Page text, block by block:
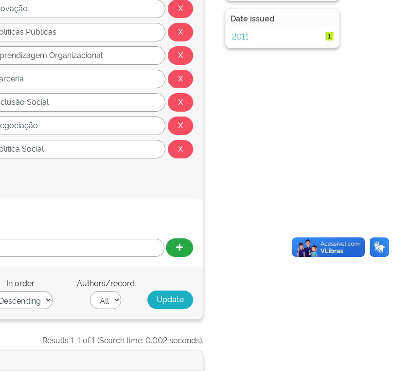
In order Authors/record
Results 1-1 of 1 (Search time: 0.002 seconds).
Date issued
2011
1